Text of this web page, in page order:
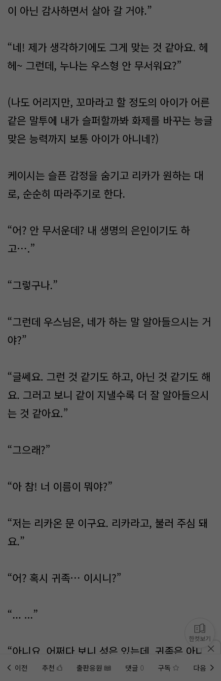
이 아닌 감사하면서 살아 갈 거야.”
“네! 제가 생각하기에도 그게 맞는 것 같아요. 헤
헤~ 그런데, 누나는 우스형 안 무서워요?”
(나도 어리지만, 꼬마라고 할 정도의 아이가 어른
같은 말투에 내가 슬퍼할까봐 화제를 바꾸는 능글
맞은 능력까지 보통 아이가 아니네?)
케이시는 슬픈 감정을 숨기고 리카가 원하는 대
로, 순순히 따라주기로 한다.
“어? 안 무서운데? 내 생명의 은인이기도 하
고….”
“그렇구나.”
“그런데 우스님은, 네가 하는 말 알아들으시는 거
야?”
“글쎄요. 그런 것 같기도 하고, 아닌 것 같기도 해
요. 그러고 보니 같이 지낼수록 더 잘 알아들으시
는 것 같아요.”
“그으래?”
“아 참! 너 이름이 뭐야?”
“저는 리카온 문 이구요. 리카라고, 불러 주심 돼
요.”
“어? 혹시 귀족… 이시니?”
“... ...”
“아니요. 어쩌다 보니 성은 있는데, 귀족은 아니
니 편하게 리카라고 불러주세요.”
이전 추천 출판응원 댓글 0 구독 다음
한컷보기
홈에미노벨 웹추가하기 미노벨 앱설치하기